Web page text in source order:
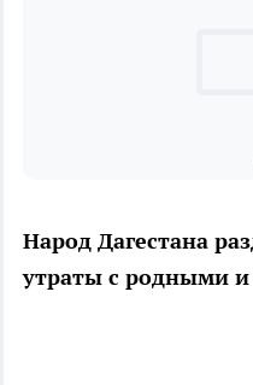
Народ Дагестана
утраты с родными